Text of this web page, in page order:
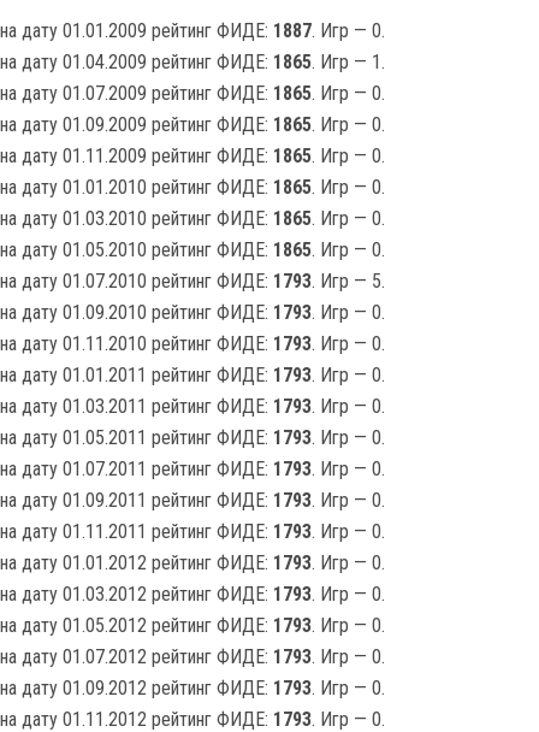
на дату 01.01.2009 рейтинг ФИДЕ: 1887. Игр — 0.
на дату 01.04.2009 рейтинг ФИДЕ: 1865. Игр — 1.
на дату 01.07.2009 рейтинг ФИДЕ: 1865. Игр — 0.
на дату 01.09.2009 рейтинг ФИДЕ: 1865. Игр — 0.
на дату 01.11.2009 рейтинг ФИДЕ: 1865. Игр — 0.
на дату 01.01.2010 рейтинг ФИДЕ: 1865. Игр — 0.
на дату 01.03.2010 рейтинг ФИДЕ: 1865. Игр — 0.
на дату 01.05.2010 рейтинг ФИДЕ: 1865. Игр — 0.
на дату 01.07.2010 рейтинг ФИДЕ: 1793. Игр — 5.
на дату 01.09.2010 рейтинг ФИДЕ: 1793. Игр — 0.
на дату 01.11.2010 рейтинг ФИДЕ: 1793. Игр — 0.
на дату 01.01.2011 рейтинг ФИДЕ: 1793. Игр — 0.
на дату 01.03.2011 рейтинг ФИДЕ: 1793. Игр — 0.
на дату 01.05.2011 рейтинг ФИДЕ: 1793. Игр — 0.
на дату 01.07.2011 рейтинг ФИДЕ: 1793. Игр — 0.
на дату 01.09.2011 рейтинг ФИДЕ: 1793. Игр — 0.
на дату 01.11.2011 рейтинг ФИДЕ: 1793. Игр — 0.
на дату 01.01.2012 рейтинг ФИДЕ: 1793. Игр — 0.
на дату 01.03.2012 рейтинг ФИДЕ: 1793. Игр — 0.
на дату 01.05.2012 рейтинг ФИДЕ: 1793. Игр — 0.
на дату 01.07.2012 рейтинг ФИДЕ: 1793. Игр — 0.
на дату 01.09.2012 рейтинг ФИДЕ: 1793. Игр — 0.
на дату 01.11.2012 рейтинг ФИДЕ: 1793. Игр — 0.